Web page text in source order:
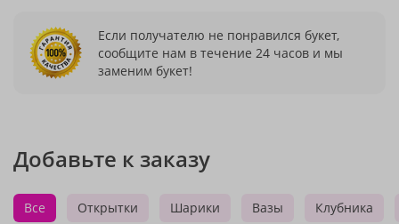
Если получателю не понравился букет,
сообщите нам в течение 24 часов и мы
заменим букет!
Добавьте к заказу
Все Открытки Шарики Вазы Клубника